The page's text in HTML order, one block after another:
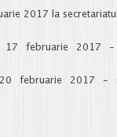
2017 la
17 februarie 2017
februarie 2017